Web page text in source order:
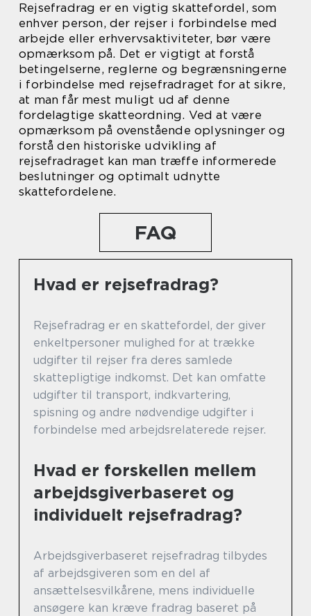
Rejsefradrag er en vigtig skattefordel, som
enhver person, der rejser i forbindelse med
arbejde eller erhvervsaktiviteter, bør være
opmærksom på. Det er vigtigt at forstå
betingelserne, reglerne og begrænsningerne
i forbindelse med rejsefradraget for at sikre,
at man får mest muligt ud af denne
fordelagtige skatteordning. Ved at være
opmærksom på ovenstående oplysninger og
forstå den historiske udvikling af
rejsefradraget kan man træffe informerede
beslutninger og optimalt udnytte
skattefordelene.
FAQ
Hvad er rejsefradrag?
Rejsefradrag er en skattefordel, der giver
enkeltpersoner mulighed for at trække
udgifter til rejser fra deres samlede
skattepligtige indkomst. Det kan omfatte
udgifter til transport, indkvartering,
spisning og andre nødvendige udgifter i
forbindelse med arbejdsrelaterede rejser.
Hvad er forskellen mellem
arbejdsgiverbaseret og
individuelt rejsefradrag?
Arbejdsgiverbaseret rejsefradrag tilbydes
af arbejdsgiveren som en del af
ansættelsesvilkårene, mens individuelle
ansøgere kan kræve fradrag baseret på